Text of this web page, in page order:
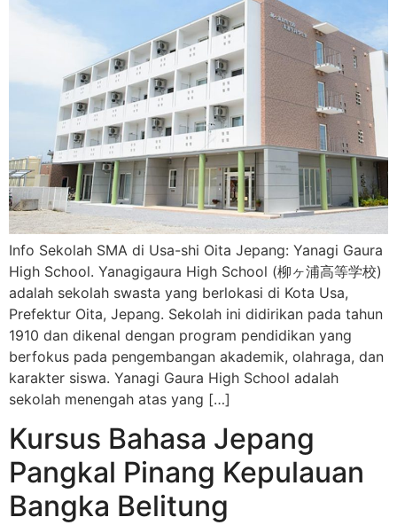
Info Sekolah SMA di Usa-shi Oita Jepang: Yanagi Gaura
High School. Yanagigaura High School (柳ヶ浦高等学校)
adalah sekolah swasta yang berlokasi di Kota Usa,
Prefektur Oita, Jepang. Sekolah ini didirikan pada tahun
1910 dan dikenal dengan program pendidikan yang
berfokus pada pengembangan akademik, olahraga, dan
karakter siswa. Yanagi Gaura High School adalah
sekolah menengah atas yang […]
Kursus Bahasa Jepang
Pangkal Pinang Kepulauan
Bangka Belitung